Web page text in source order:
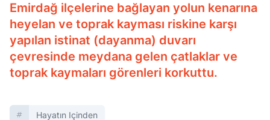
Emirdağ ilçelerine bağlayan yolun kenarına
heyelan ve toprak kayması riskine karşı
yapılan istinat (dayanma) duvarı
çevresinde meydana gelen çatlaklar ve
toprak kaymaları görenleri korkuttu.
Hayatın Içinden